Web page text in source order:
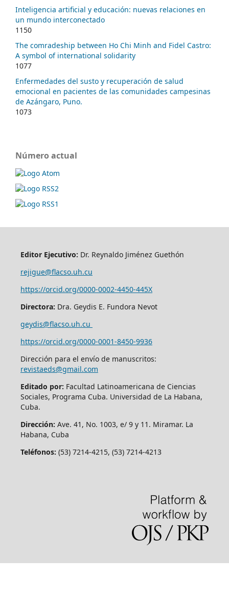
Inteligencia artificial y educación: nuevas relaciones en
un mundo interconectado
1150
The comradeship between Ho Chi Minh and Fidel Castro:
A symbol of international solidarity
1077
Enfermedades del susto y recuperación de salud
emocional en pacientes de las comunidades campesinas
de Azángaro, Puno.
1073
Número actual
Editor Ejecutivo: Dr. Reynaldo Jiménez Guethón
rejigue@flacso.uh.cu
https://orcid.org/0000-0002-4450-445X
Directora: Dra. Geydis E. Fundora Nevot
geydis@flacso.uh.cu
https://orcid.org/0000-0001-8450-9936
Dirección para el envío de manuscritos:
revistaeds@gmail.com
Editado por: Facultad Latinoamericana de Ciencias
Sociales, Programa Cuba. Universidad de La Habana,
Cuba.
Dirección: Ave. 41, No. 1003, e/ 9 y 11. Miramar. La
Habana, Cuba
Teléfonos: (53) 7214-4215, (53) 7214-4213